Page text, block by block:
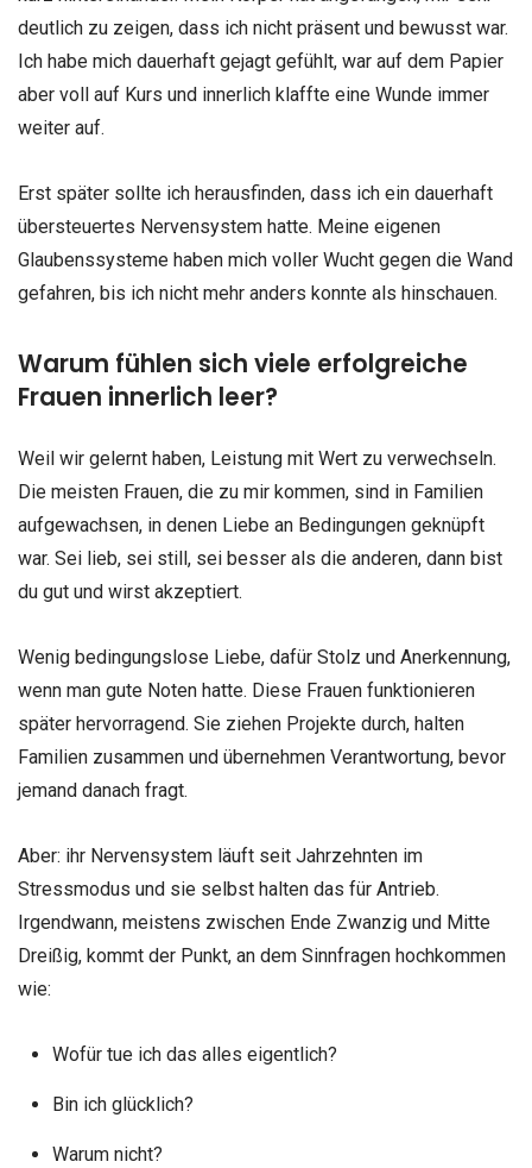
deutlich zu zeigen, dass ich nicht präsent und bewusst war.
Ich habe mich dauerhaft gejagt gefühlt, war auf dem Papier
aber voll auf Kurs und innerlich klaffte eine Wunde immer
weiter auf.
Erst später sollte ich herausfinden, dass ich ein dauerhaft
übersteuertes Nervensystem hatte. Meine eigenen
Glaubenssysteme haben mich voller Wucht gegen die Wand
gefahren, bis ich nicht mehr anders konnte als hinschauen.
Warum fühlen sich viele erfolgreiche
Frauen innerlich leer?
Weil wir gelernt haben, Leistung mit Wert zu verwechseln.
Die meisten Frauen, die zu mir kommen, sind in Familien
aufgewachsen, in denen Liebe an Bedingungen geknüpft
war. Sei lieb, sei still, sei besser als die anderen, dann bist
du gut und wirst akzeptiert.
Wenig bedingungslose Liebe, dafür Stolz und Anerkennung,
wenn man gute Noten hatte. Diese Frauen funktionieren
später hervorragend. Sie ziehen Projekte durch, halten
Familien zusammen und übernehmen Verantwortung, bevor
jemand danach fragt.
Aber: ihr Nervensystem läuft seit Jahrzehnten im
Stressmodus und sie selbst halten das für Antrieb.
Irgendwann, meistens zwischen Ende Zwanzig und Mitte
Dreißig, kommt der Punkt, an dem Sinnfragen hochkommen
wie:
Wofür tue ich das alles eigentlich?
Bin ich glücklich?
Warum nicht?